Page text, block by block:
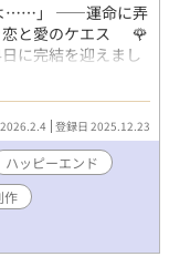
よ……」 ――運命に弄
恋と愛のケエス 🌹
に完結を迎えまし
結後にご完読くださ
本作に最後までお付
た……！ ⚠️投稿作
するすべての創作
の完全なるフィク
件・地名等と重な
りません。 ま
刑罰法令に抵触す
ものではありませ
登録日 2025.12.23
ハッピーエンド
作